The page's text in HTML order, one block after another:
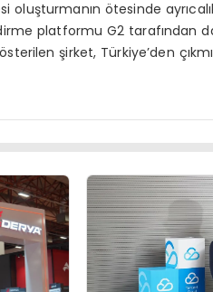
ötesinde
platformu G2 tarafından
şirket, Türkiye’den